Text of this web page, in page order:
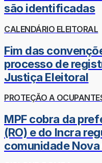
são identificadas
CALENDÁRIO ELEITORAL
Fim das
processo de
Justiça Eleitoral
PROTEÇÃO A
MPF cobra da
(RO) e do Incra
comunidade Nova